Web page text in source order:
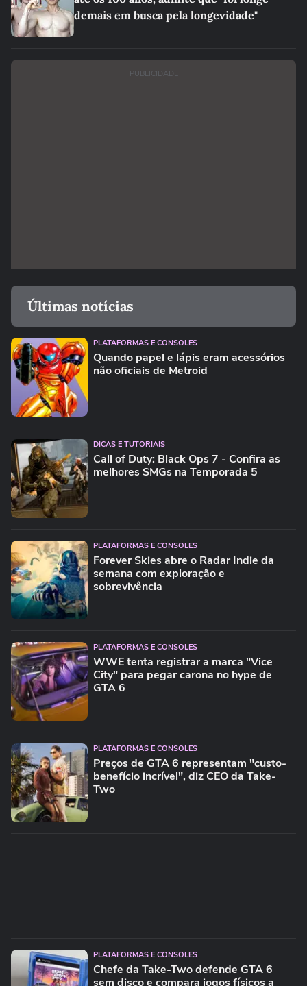
demais em busca pela longevidade"
PUBLICIDADE
Últimas notícias
PLATAFORMAS E CONSOLES
Quando papel e lápis eram acessórios
não oficiais de Metroid
DICAS E TUTORIAIS
Call of Duty: Black Ops 7 - Confira as
melhores SMGs na Temporada 5
PLATAFORMAS E CONSOLES
Forever Skies abre o Radar Indie da
semana com exploração e
sobrevivência
PLATAFORMAS E CONSOLES
WWE tenta registrar a marca "Vice
City" para pegar carona no hype de
GTA 6
PLATAFORMAS E CONSOLES
Preços de GTA 6 representam "custo-
benefício incrível", diz CEO da Take-
Two
PLATAFORMAS E CONSOLES
Chefe da Take-Two defende GTA 6
sem disco e compara jogos físicos a